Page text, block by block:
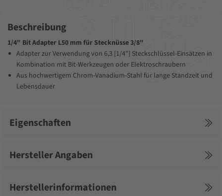
Beschreibung
1/4" Bit Adapter L50 mm für Stecknüsse 3/8"
Adapter zur Verwendung von 6,3 [1/4"] Steckschlüssel-Einsätzen in
Kombination mit Bit-Werkzeugen oder Elektroschraubern
Aus hochwertigem Chrom-Vanadium-Stahl für lange Standzeit und
Lebensdauer
Eigenschaften
Hersteller Angaben
Herstellerinformationen